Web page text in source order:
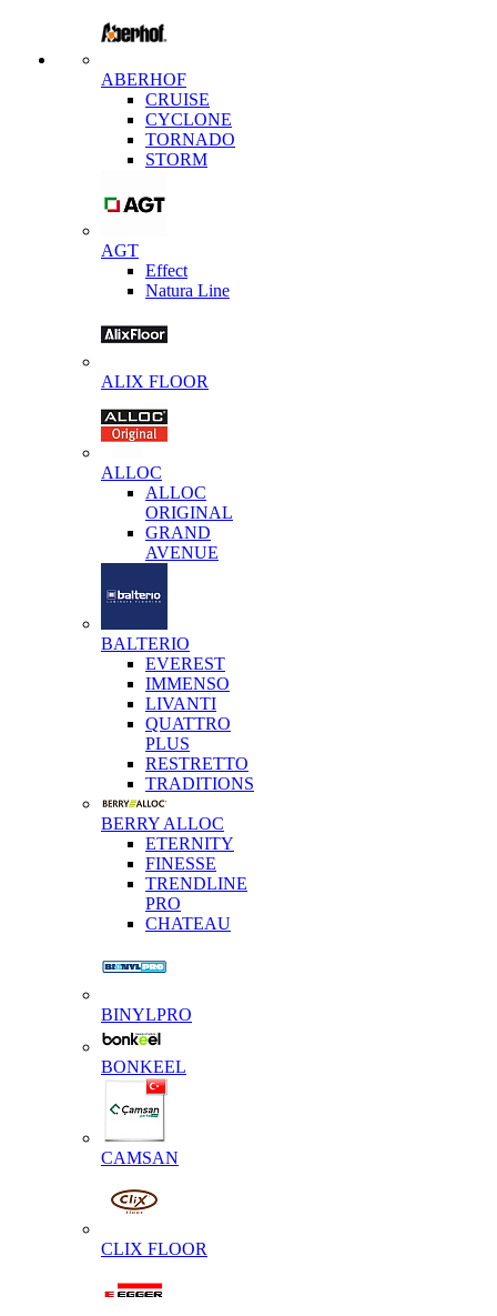
ABERHOF
CRUISE
CYCLONE
TORNADO
STORM
AGT
Effect
Natura Line
ALIX FLOOR
ALLOC
ALLOC
ORIGINAL
GRAND
AVENUE
BALTERIO
EVEREST
IMMENSO
LIVANTI
QUATTRO
PLUS
RESTRETTO
TRADITIONS
BERRY ALLOC
ETERNITY
FINESSE
TRENDLINE
PRO
CHATEAU
BINYLPRO
BONKEEL
CAMSAN
CLIX FLOOR